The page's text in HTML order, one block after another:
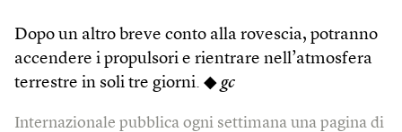
Dopo un altro breve conto alla rovescia, potranno
accendere i propulsori e rientrare nell’atmosfera
terrestre in soli tre giorni. ◆ gc
Internazionale pubblica ogni settimana una pagina di